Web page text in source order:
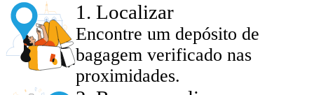
1 . Localizar
Encontre um depósito de
bagagem verificado nas
proximidades.